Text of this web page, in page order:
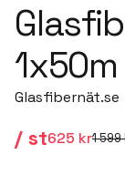
1x50m
Glasfibernät.se
1 599
625 kr
/ st